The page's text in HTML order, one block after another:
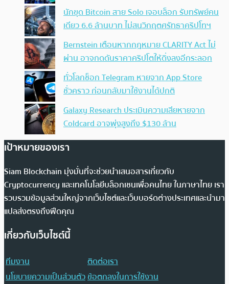
นักขุด Bitcoin สาย Solo เจอบล็อก รับทรัพย์คน
เดียว 6.6 ล้านบาท ไม่สนวิกฤตศรัทธาคริปโทฯ
Bernstein เตือนหากกฎหมาย CLARITY Act ไม่
ผ่าน อาจกดดันราคาคริปโตให้ดิ่งลงอีกระลอก
ทั่วโลกช็อก Telegram หายจาก App Store
ชั่วคราว ก่อนกลับมาใช้งานได้ปกติ
Galaxy Research ประเมินความเสียหายจาก
Coldcard อาจพุ่งสูงถึง $130 ล้าน
เป้าหมายของเรา
Siam Blockchain มุ่งมั่นที่จะช่วยนำเสนอสารเกี่ยวกับ
Cryptocurrency และเทคโนโลยีบล็อกเชนเพื่อคนไทย ในภาษาไทย เรา
รวบรวมข้อมูลส่วนใหญ่จากเว็บไซต์และเว็บบอร์ดต่างประเทศและนำมา
แปลส่งตรงถึงฟีดคุณ
เกี่ยวกับเว็บไซต์นี้
ทีมงาน
ติดต่อเรา
นโยบายความเป็นส่วนตัวข้อตกลงในการใช้งาน